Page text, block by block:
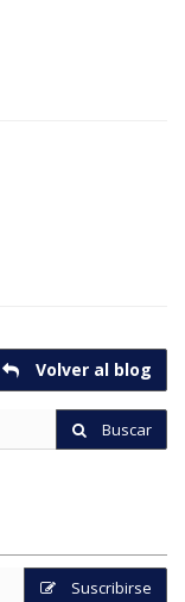
Volver al blog
Buscar
Suscribirse